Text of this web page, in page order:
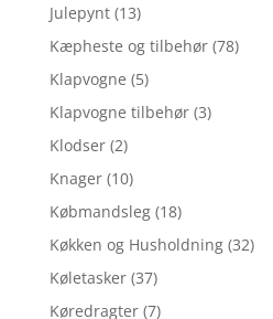
Julepynt (13)
Kæpheste og tilbehør (78)
Klapvogne (5)
Klapvogne tilbehør (3)
Klodser (2)
Knager (10)
Købmandsleg (18)
Køkken og Husholdning (32)
Køletasker (37)
Køredragter (7)